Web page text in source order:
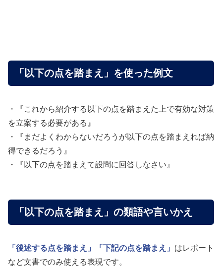
「以下の点を踏まえ」を使った例文
・『これから紹介する以下の点を踏まえた上で有効な対策
を立案する必要がある』
・『まだよくわからないだろうが以下の点を踏まえれば納
得できるだろう』
・『以下の点を踏まえて設問に回答しなさい』
「以下の点を踏まえ」の類語や言いかえ
「後述する点を踏まえ」 「下記の点を踏まえ」 はレポート
など文書でのみ使える表現です。